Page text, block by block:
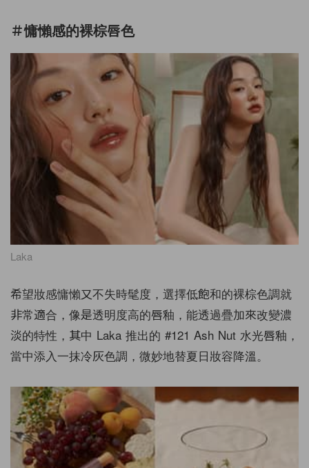
＃慵懶感的裸棕唇色
Laka
希望妝感慵懶又不失時髦度，選擇低飽和的裸棕色調就
非常適合，像是透明度高的唇釉，能透過疊加來改變濃
淡的特性，其中 Laka 推出的 #121 Ash Nut 水光唇釉，
當中添入一抹冷灰色調，微妙地替夏日妝容降溫。